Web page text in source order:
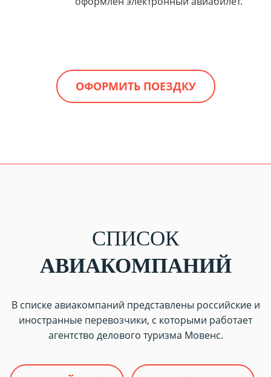
ОФОРМИТЬ ПОЕЗДКУ
СПИСОК
АВИАКОМПАНИЙ
В списке авиакомпаний представлены российские и
иностранные перевозчики, с которыми работает
агентство делового туризма Мовенс.